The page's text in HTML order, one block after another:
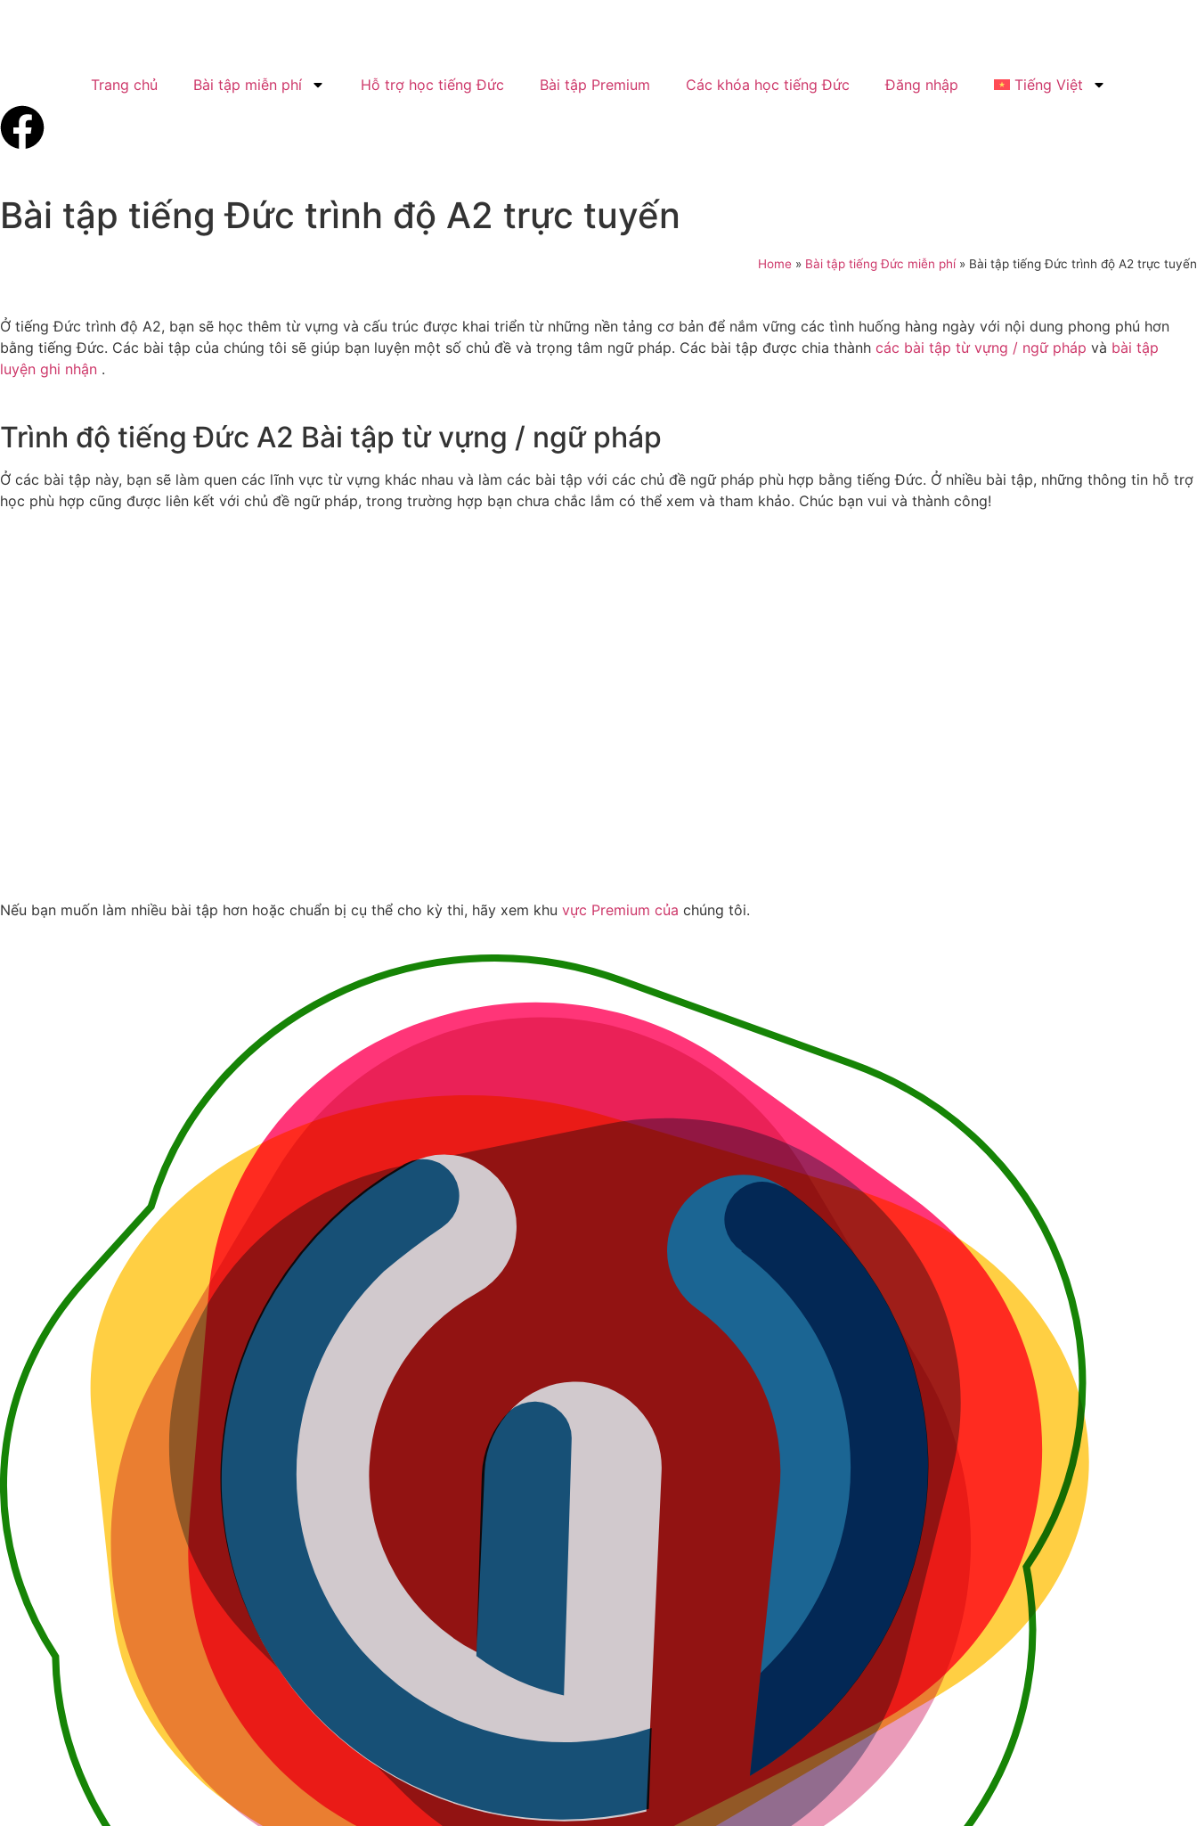
Trang chủ Bài tập miễn phí Hỗ trợ học tiếng Đức Bài tập Premium Các khóa học tiếng Đức Đăng nhập Tiếng Việt
Bài tập tiếng Đức trình độ A2 trực tuyến
Home » Bài tập tiếng Đức miễn phí» Bài tập tiếng Đức trình độ A2 trực tuyến
Ở tiếng Đức trình độ A2, bạn sẽ học thêm từ vựng và cấu trúc được khai triển từ những nền tảng cơ bản để nắm vững các tình huống hàng ngày với nội dung phong phú hơn
bằng tiếng Đức. Các bài tập của chúng tôi sẽ giúp bạn luyện một số chủ đề và trọng tâm ngữ pháp. Các bài tập được chia thành các bài tập từ vựng / ngữ pháp và bài tập
luyện ghi nhận .
Trình độ tiếng Đức A2 Bài tập từ vựng / ngữ pháp
Ở các bài tập này, bạn sẽ làm quen các lĩnh vực từ vựng khác nhau và làm các bài tập với các chủ đề ngữ pháp phù hợp bằng tiếng Đức. Ở nhiều bài tập, những thông tin hỗ trợ
học phù hợp cũng được liên kết với chủ đề ngữ pháp, trong trường hợp bạn chưa chắc lắm có thể xem và tham khảo. Chúc bạn vui và thành công!
Nếu bạn muốn làm nhiều bài tập hơn hoặc chuẩn bị cụ thể cho kỳ thi, hãy xem khu vực Premium của chúng tôi.